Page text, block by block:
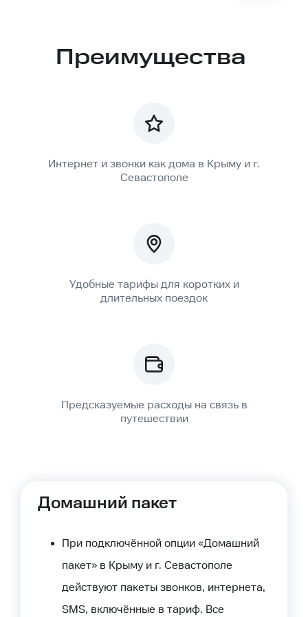
Преимущества
Интернет и звонки как дома в Крыму и г.
Севастополе
Удобные тарифы для коротких и
длительных поездок
Предсказуемые расходы на связь в
путешествии
Список
Домашний пакет
При подключённой опции «Домашний
пакет» в Крыму и г. Севастополе
действуют пакеты звонков, интернета,
SMS, включённые в тариф. Все